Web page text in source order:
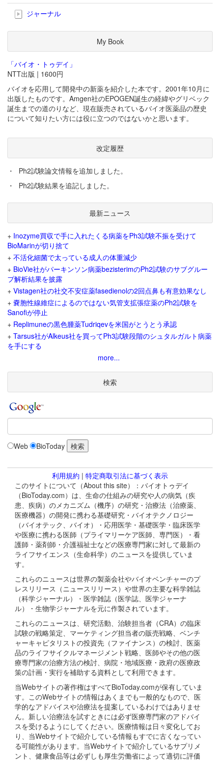
ジャーナル
My Book
「バイオ・トゥデイ」
NTT出版 | 1600円
バイオを応用して開発中の新薬を紹介した本です。2001年10月に
出版したものです。Amgen社のEPOGEN誕生の経緯やグリベック
誕生までの道のりなど、現在販売されているバイオ医薬品の歴史
について知りたい方には役に立つのではないかと思います。
改定履歴
・
Ph2試験論文情報を追加しました。
・
Ph2試験結果を追記しました。
最新ニュース
+ Inozyme買収で手に入れたくる病薬をPh3試験不振を受けて
BioMarinが切り捨て
+ 不活化細菌で太っている成人の体重減少
+ BioVie社がパーキンソン病薬bezisterimのPh2試験のサブグルー
プ解析結果を披露
+ Vistagen社の社交不安症薬fasedienolの2回点鼻も有意効果なし
+ 嚢胞性線維症によるのではない気管支拡張症薬のPh2試験を
Sanofiが停止
+ Replimuneの黒色腫薬Tudriqevを米国がとうとう承認
+ Tarsus社がAlkeus社を買ってPh3試験段階のシュタルガルト病薬
を手にする
more...
検索
Web BioToday
利用規約 | 特定商取引法に基づく表示
このサイトについて（About this site）：バイオトゥデイ
（BioToday.com）は、生命の仕組みの研究や人の病気（疾
患、疾病）のメカニズム（機序）の研究・治療法（治療薬、
医療機器）の開発に携わる基礎研究・バイオテクノロジー
（バイオテック、バイオ）・応用医学・基礎医学・臨床医学
や医療に携わる医師（プライマリーケア医師、専門医）・看
護師・薬剤師・介護福祉士などの医療専門家に対して最新の
ライフサイエンス（生命科学）のニュースを提供していま
す。
これらのニュースは世界の製薬会社やバイオベンチャーのプ
レスリリース（ニュースリリース）や世界の主要な科学雑誌
（科学ジャーナル）・医学雑誌（医学誌、医学ジャーナ
ル）・生物学ジャーナルを元に作製されています。
これらのニュースは、研究活動、治験担当者（CRA）の臨床
試験の戦略策定、マーケティング担当者の販売戦略、ベンチ
ャーキャピタリストの投資先（ファイナンス）の検討、医薬
品のライフサイクルマネージメント戦略、医師やその他の医
療専門家の治療方法の検討、病院・地域医療・政府の医療政
策の計画・実行を補助する資料として利用できます。
当Webサイトの著作権はすべてBioToday.comが保有していま
す。このWebサイトの情報はあくまでも一般的なもので、医
学的なアドバイスや治療法を提案しているわけではありませ
ん。新しい治療法を試すときには必ず医療専門家のアドバイ
スを受けるようにしてください。医療情報は日々変化してお
り、当Webサイトで紹介している情報もすでに古くなってい
る可能性があります。当Webサイトで紹介しているサプリメ
ント、健康食品等は必ずしも厚生労働省によって適切に評価